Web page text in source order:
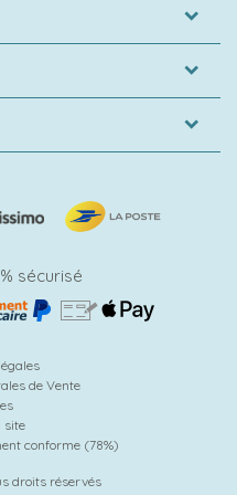
sécurisé
de Vente
site
conforme (78%)
droits réservés